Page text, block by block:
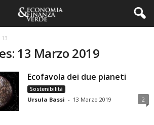
13
13 Marzo 2019
Ecofavola dei due pianeti
Sostenibilità
Ursula Bassi - 13 Marzo 2019 2